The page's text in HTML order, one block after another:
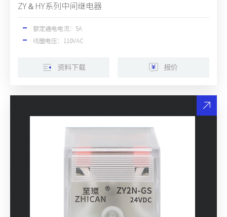
ZY＆HY系列中间继电器
额定通电电流：5A
线圈电压：110VAC
资料下载 报价